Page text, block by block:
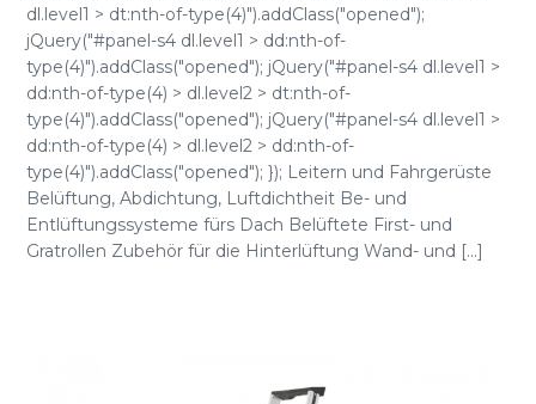
dl.level1 > dt:nth-of-type(4)").addClass("opened");
jQuery("#panel-s4 dl.level1 > dd:nth-of-
type(4)").addClass("opened"); jQuery("#panel-s4 dl.level1 >
dd:nth-of-type(4) > dl.level2 > dt:nth-of-
type(4)").addClass("opened"); jQuery("#panel-s4 dl.level1 >
dd:nth-of-type(4) > dl.level2 > dd:nth-of-
type(4)").addClass("opened"); }); Leitern und Fahrgerüste
Belüftung, Abdichtung, Luftdichtheit Be- und
Entlüftungssysteme fürs Dach Belüftete First- und
Gratrollen Zubehör für die Hinterlüftung Wand- und [...]